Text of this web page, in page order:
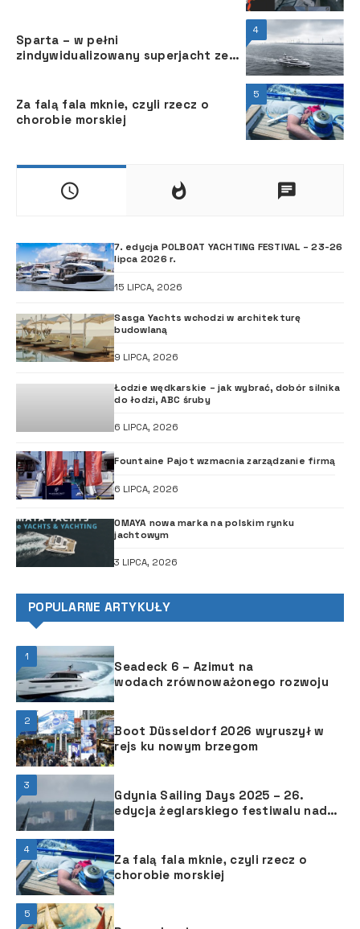
4
Sparta – w pełni
zindywidualizowany superjacht ze
5
Za falą fala mknie, czyli rzecz o
chorobie morskiej
7. edycja POLBOAT YACHTING FESTIVAL – 23-26
lipca 2026 r.
15 LIPCA, 2026
Sasga Yachts wchodzi w architekturę
budowlaną
9 LIPCA, 2026
Łodzie wędkarskie – jak wybrać, dobór silnika
do łodzi, ABC śruby
6 LIPCA, 2026
Fountaine Pajot wzmacnia zarządzanie firmą
6 LIPCA, 2026
OMAYA nowa marka na polskim rynku
jachtowym
3 LIPCA, 2026
POPULARNE ARTYKUŁY
1
Seadeck 6 – Azimut na
wodach zrównoważonego rozwoju
2
Boot Düsseldorf 2026 wyruszył w
rejs ku nowym brzegom
3
Gdynia Sailing Days 2025 – 26.
edycja żeglarskiego festiwalu nad
4
Za falą fala mknie, czyli rzecz o
chorobie morskiej
5